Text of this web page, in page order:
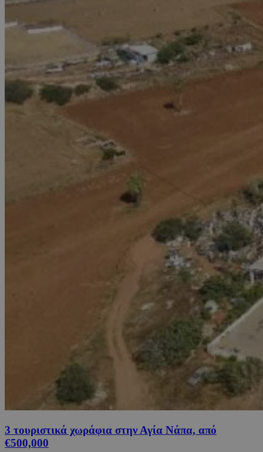
3 τουριστικά χωράφια στην Αγία Νάπα, από
€500,000